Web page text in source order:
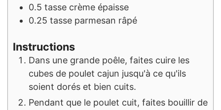
0.5 tasse crème épaisse
0.25 tasse parmesan râpé
Instructions
Dans une grande poêle, faites cuire les
cubes de poulet cajun jusqu'à ce qu'ils
soient dorés et bien cuits.
Pendant que le poulet cuit, faites bouillir de